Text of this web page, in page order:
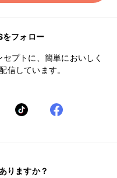
をフォロー
プトに、簡単においしく
信しています。
りますか？